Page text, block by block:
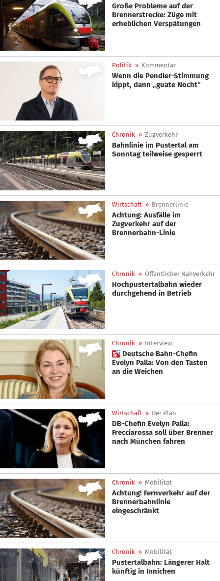
Große Probleme auf der
Brennerstrecke: Züge mit
erheblichen Verspätungen
Politik » Kommentar
Wenn die Pendler-Stimmung
kippt, dann „guate Nocht“
Chronik » Zugverkehr
Bahnlinie im Pustertal am
Sonntag teilweise gesperrt
Wirtschaft » Brennerlinie
Achtung: Ausfälle im
Zugverkehr auf der
Brennerbahn-Linie
Chronik » Öffentlicher Nahverkehr
Hochpustertalbahn wieder
durchgehend in Betrieb
Chronik » Interview
 Deutsche Bahn-Chefin
Evelyn Palla: Von den Tasten
an die Weichen
Wirtschaft » Der Plan
DB-Chefin Evelyn Palla:
Frecciarossa soll über Brenner
nach München fahren
Chronik » Mobilität
Achtung! Fernverkehr auf der
Brennerbahnlinie
eingeschränkt
Chronik » Mobilität
Pustertalbahn: Längerer Halt
künftig in Innichen